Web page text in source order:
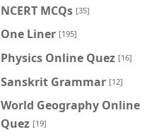
NCERT MCQs [35]
One Liner [195]
Physics Online Quez [16]
Sanskrit Grammar [12]
World Geography Online
Quez [19]